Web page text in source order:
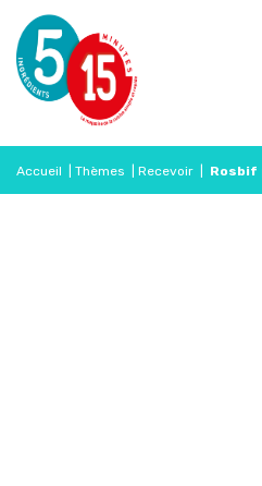
Accueil Thèmes Recevoir Rosbif